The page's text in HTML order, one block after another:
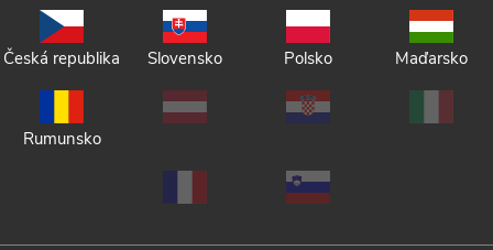
Česká republika Slovensko Polsko Maďarsko
Rumunsko